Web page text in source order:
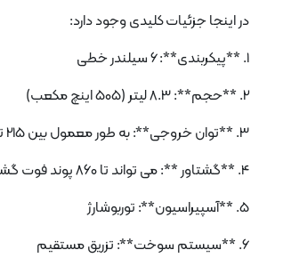
در اینجا جزئیات کلیدی وجود دارد:
1. **پیکربندی**: 6 سیلندر خطی
2. **حجم**: 8.3 لیتر (505 اینچ مکعب)
3. **توان خروجی**: به طور معمول بین 215 تا 300 اسب بخار بسته به مدل و کاربرد خاص متغیر است.
4. **گشتاور **: می تواند تا 860 پوند فوت گشتاور تولید کند.
5. **آسپیراسیون**: توربوشارژ
6. **سیستم سوخت**: تزریق مستقیم